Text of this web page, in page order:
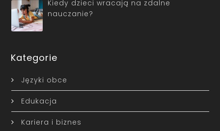
Kiedy dzieci wracają na zdalne
nauczanie?
Kategorie
Języki obce
Edukacja
Kariera i biznes